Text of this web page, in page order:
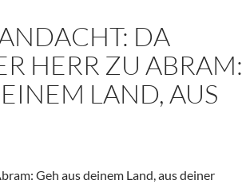
DA
HERR ZU ABRAM:
LAND, AUS
Geh aus deinem Land, aus deiner